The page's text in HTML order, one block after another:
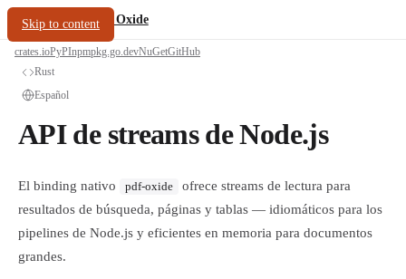
Skip to content
oxide.fyi/PDF Oxide
crates.ioPyPInpmpkg.go.devNuGetGitHub
Rust
Español
API de streams de Node.js
El binding nativo pdf-oxide
ofrece streams de lectura para
resultados de búsqueda, páginas y tablas — idiomáticos para los
pipelines de Node.js y eficientes en memoria para documentos
grandes.